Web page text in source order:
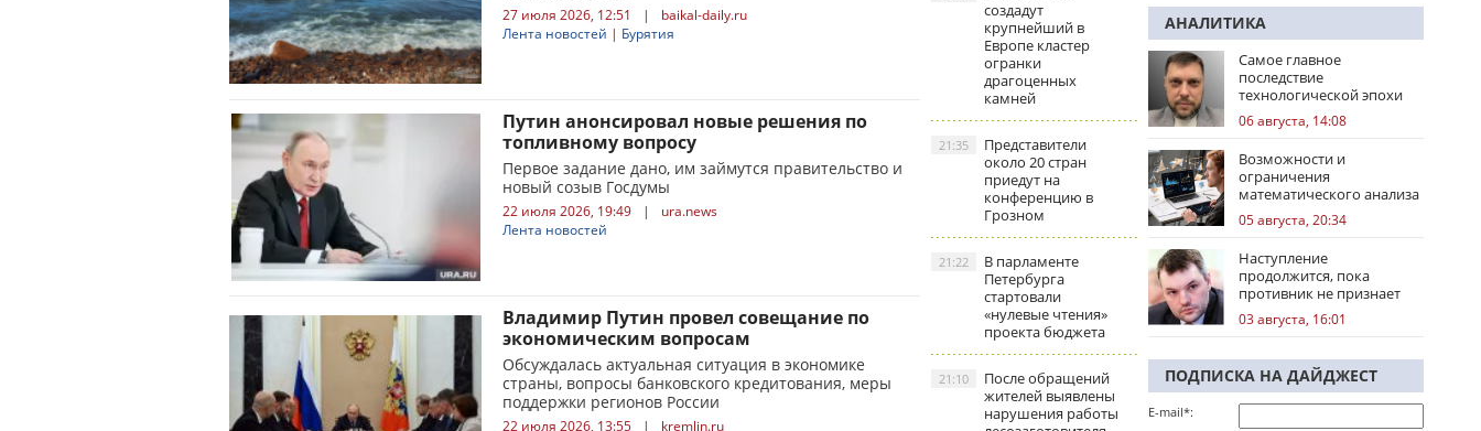
27 июля 2026, 12:51 |
baikal-daily.ru
Лента новостей | Бурятия
Путин анонсировал новые решения по
топливному вопросу
Первое задание дано, им займутся правительство и
новый созыв Госдумы
22 июля 2026, 19:49 |
ura.news
Лента новостей
Владимир Путин провел совещание по
экономическим вопросам
Обсуждалась актуальная ситуация в экономике
страны, вопросы банковского кредитования, меры
поддержки регионов России
22 июля 2026, 13:55 |
kremlin.ru
создадут
крупнейший в
Европе кластер
огранки
драгоценных
камней
Представители
около 20 стран
приедут на
конференцию в
Грозном
21:35
В парламенте
Петербурга
стартовали
«нулевые чтения»
проекта бюджета
21:22
После обращений
жителей выявлены
нарушения работы
21:10
АНАЛИТИКА
Самое главное
последствие
технологической эпохи
06 августа, 14:08
Возможности и
ограничения
математического анализа
избирательных кампаний
05 августа, 20:34
Наступление
продолжится, пока
противник не признает
стратегическое
поражение
03 августа, 16:01
ПОДПИСКА НА ДАЙДЖЕСТ
E-mail*: